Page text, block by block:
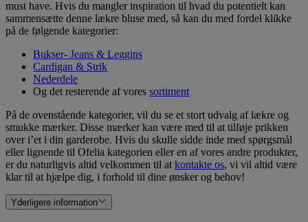
must have. Hvis du mangler inspiration til hvad du potentielt kan
sammensætte denne lækre bluse med, så kan du med fordel klikke
på de følgende kategorier:
Bukser- Jeans & Leggins
Cardigan & Strik
Nederdele
Og det resterende af vores sortiment
På de ovenstående kategorier, vil du se et stort udvalg af lækre og
smukke mærker. Disse mærker kan være med til at tilføje prikken
over i’et i din garderobe. Hvis du skulle sidde inde med spørgsmål
eller lignende til Ofelia kategorien eller en af vores andre produkter,
er du naturligvis altid velkommen til at kontakte os, vi vil altid være
klar til at hjælpe dig, i forhold til dine ønsker og behov!
Yderligere information